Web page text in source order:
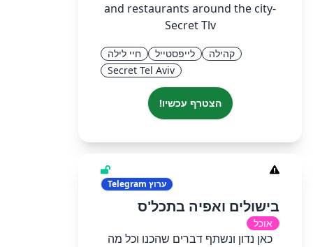
and restaurants around the city-
Secret Tlv
קהילה לייפסטייל
חיי לילה
Secret Tel Aviv
הצטרף עכשיו!
ערוץ
בישולים ואפיה בתכל'ס
אוכל
כאן נדון ונשתף דברים שהכנו וכל מה